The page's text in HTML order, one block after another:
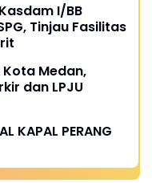
I/BB
Tinjau Fasilitas
Medan,
dan LPJU
KAPAL PERANG